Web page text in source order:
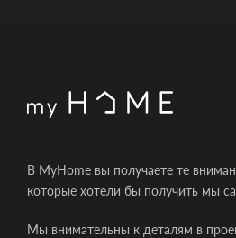
В MyHome вы получаете те
которые хотели бы получить мы
Мы внимательны к деталям в